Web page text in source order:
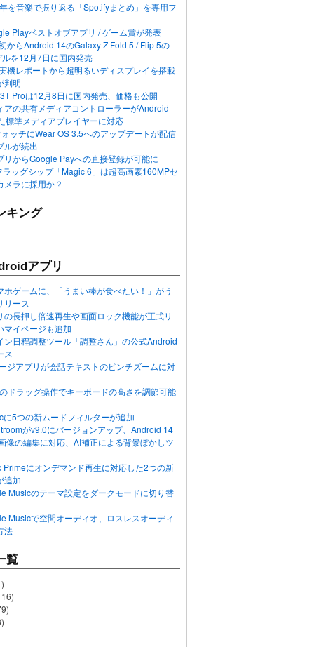
を音楽で振り返る「Spotifyまとめ」を専用フ
Playベストオブアプリ / ゲーム賞が発表
からAndroid 14のGalaxy Z Fold 5 / Flip 5の
を12月7日に国内発売
機レポートから超明るいディスプレイを搭載
判明
Proは12月8日に国内発売、価格も公開
アの共有メディアコントローラーがAndroid
標準メディアプレイヤーに対応
ッチにWear OS 3.5へのアップデートが配信
ルが続出
リからGoogle Payへの直接登録が可能に
ッグシップ「Magic 6」は超高画素160MPセ
メラに採用か？
キング
アプリ
ホゲームに、「うまい棒が食べたい！」がう
リース
の長押し倍速再生や画面ロック機能が正式リ
マイページも追加
ン日程調整ツール「調整さん」の公式Android
ス
ジアプリが会話テキストのピンチズームに対
ドラッグ操作でキーボードの高さを調節可能
に5つの新ムードフィルターが追加
がv9.0にバージョンアップ、Android 14
像の編集に対応、AI補正による背景ぼかしツ
Primeにオンデマンド再生に対応した2つの新
追加
Musicのテーマ設定をダークモードに切り替
Musicで空間オーディオ、ロスレスオーディ
法
覧